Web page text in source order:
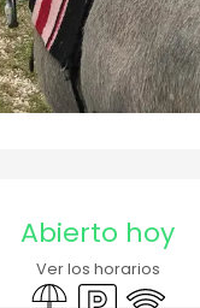
Abierto hoy
Ver los horarios
Zona de picnic
Aparcamiento
Wifi